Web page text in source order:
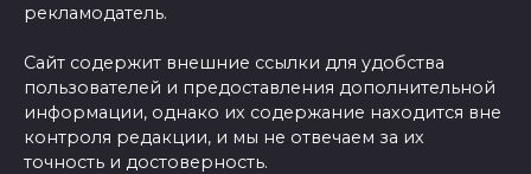
рекламодатель.
Сайт содержит внешние ссылки для удобства
пользователей и предоставления дополнительной
информации, однако их содержание находится вне
контроля редакции, и мы не отвечаем за их
точность и достоверность.